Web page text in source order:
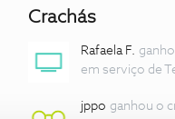
Crachás
Rafaela F.
em serviço de
jppo ganhou o